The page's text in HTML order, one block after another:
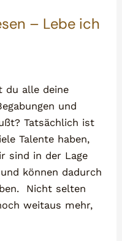
– Lebe ich
du alle deine
und
Tatsächlich ist
Talente haben,
sind in der Lage
können dadurch
Nicht selten
weitaus mehr,